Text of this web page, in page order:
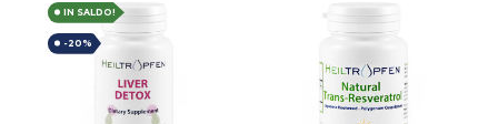
IN SALDO!
-20%